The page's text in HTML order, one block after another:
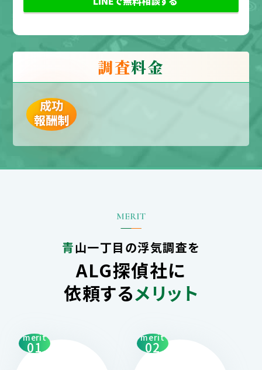
調査料金
成功
報酬制
青山一丁目の浮気調査を
ALG探偵社に
依頼するメリット
merit
01
merit
02